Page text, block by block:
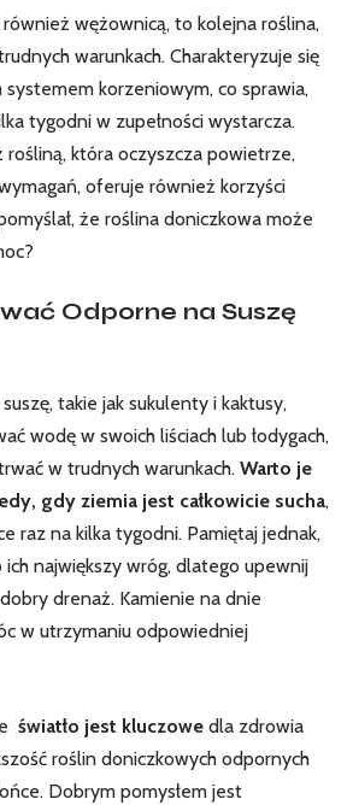
wężownicą, to kolejna roślina,​
warunkach. Charakteryzuje się
korzeniowym, ⁤co sprawia,
tygodni w zupełności ‍wystarcza.
rośliną, ‍która oczyszcza powietrze,
oferuje również korzyści
że​ roślina doniczkowa może⁣
Odporne‌ na Suszę
takie jak sukulenty i kaktusy,
​wodę w swoich liściach lub łodygach,
w trudnych warunkach. Warto je
gdy ziemia jest całkowicie sucha,
⁣raz na kilka tygodni. Pamiętaj jednak,
największy wróg, dlatego upewnij
drenaż.‍ Kamienie na dnie
w utrzymaniu odpowiedniej
światło jest kluczowe dla zdrowia
roślin doniczkowych​ odpornych
Dobrym pomysłem⁣ jest